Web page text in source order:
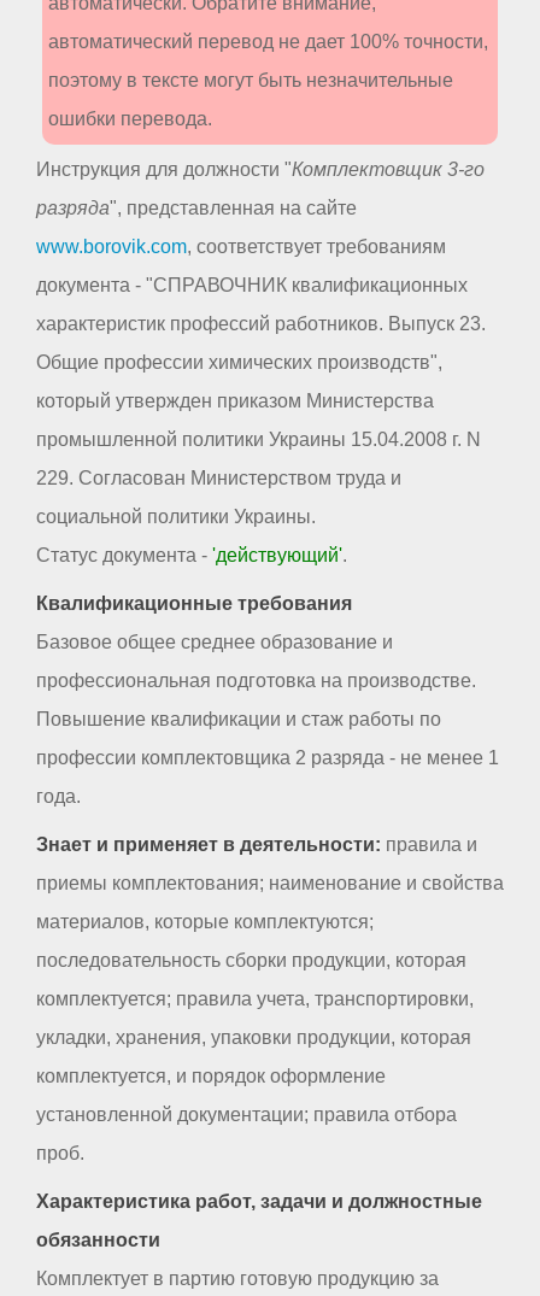
автоматический перевод не дает 100% точности,
поэтому в тексте могут быть незначительные
ошибки перевода.
Инструкция для должности "Комплектовщик 3-го
разряда", представленная на сайте
www.borovik.com, соответствует требованиям
документа - "СПРАВОЧНИК квалификационных
характеристик профессий работников. Выпуск 23.
Общие профессии химических производств",
который утвержден приказом Министерства
промышленной политики Украины 15.04.2008 г. N
229. Согласован Министерством труда и
социальной политики Украины.
Статус документа - 'действующий'.
Квалификационные требования
Базовое общее среднее образование и
профессиональная подготовка на производстве.
Повышение квалификации и стаж работы по
профессии комплектовщика 2 разряда - не менее 1
года.
Знает и применяет в деятельности: правила и
приемы комплектования; наименование и свойства
материалов, которые комплектуются;
последовательность сборки продукции, которая
комплектуется; правила учета, транспортировки,
укладки, хранения, упаковки продукции, которая
комплектуется, и порядок оформление
установленной документации; правила отбора
проб.
Характеристика работ, задачи и должностные
обязанности
Комплектует в партию готовую продукцию за